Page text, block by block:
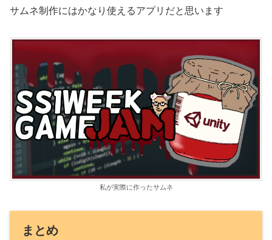
サムネ制作にはかなり使えるアプリだと思います
私が実際に作ったサムネ
まとめ